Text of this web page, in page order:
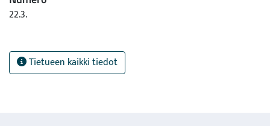
22.3.
Tietueen kaikki tiedot